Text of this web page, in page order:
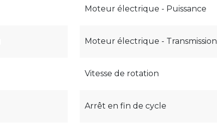
Moteur électrique - Puissance
Moteur électrique - Transmission
Vitesse de rotation
Arrêt en fin de cycle